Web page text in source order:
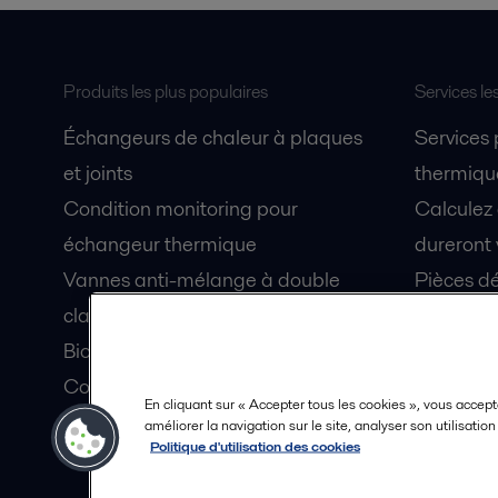
Produits les plus populaires
Échangeurs de chaleur à plaques
et joints
Condition monitoring pour
échangeur thermique
Vannes anti-mélange à double
clapet Unique Mixproof
Bioréacteurs à membranes MBR
Condition monitoring pour pompes
Lubrification par air fluidisé pour
coque de navire OceanGlide
Services
Services
dureront
Pièces
En cliquant sur « Accepter tous les cookies », vous
améliorer la navigation sur le site, analyser son
Politique d'utilisation des cookies